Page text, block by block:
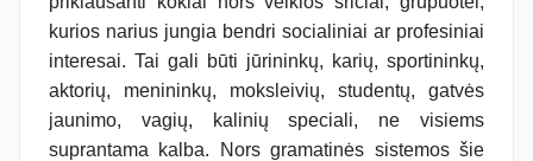
kurios narius jungia bendri socialiniai ar profesiniai
interesai. Tai gali būti jūrininkų, karių, sportininkų,
aktorių, menininkų, moksleivių, studentų, gatvės
jaunimo, vagių, kalinių speciali, ne visiems
suprantama kalba. Nors gramatinės sistemos šie